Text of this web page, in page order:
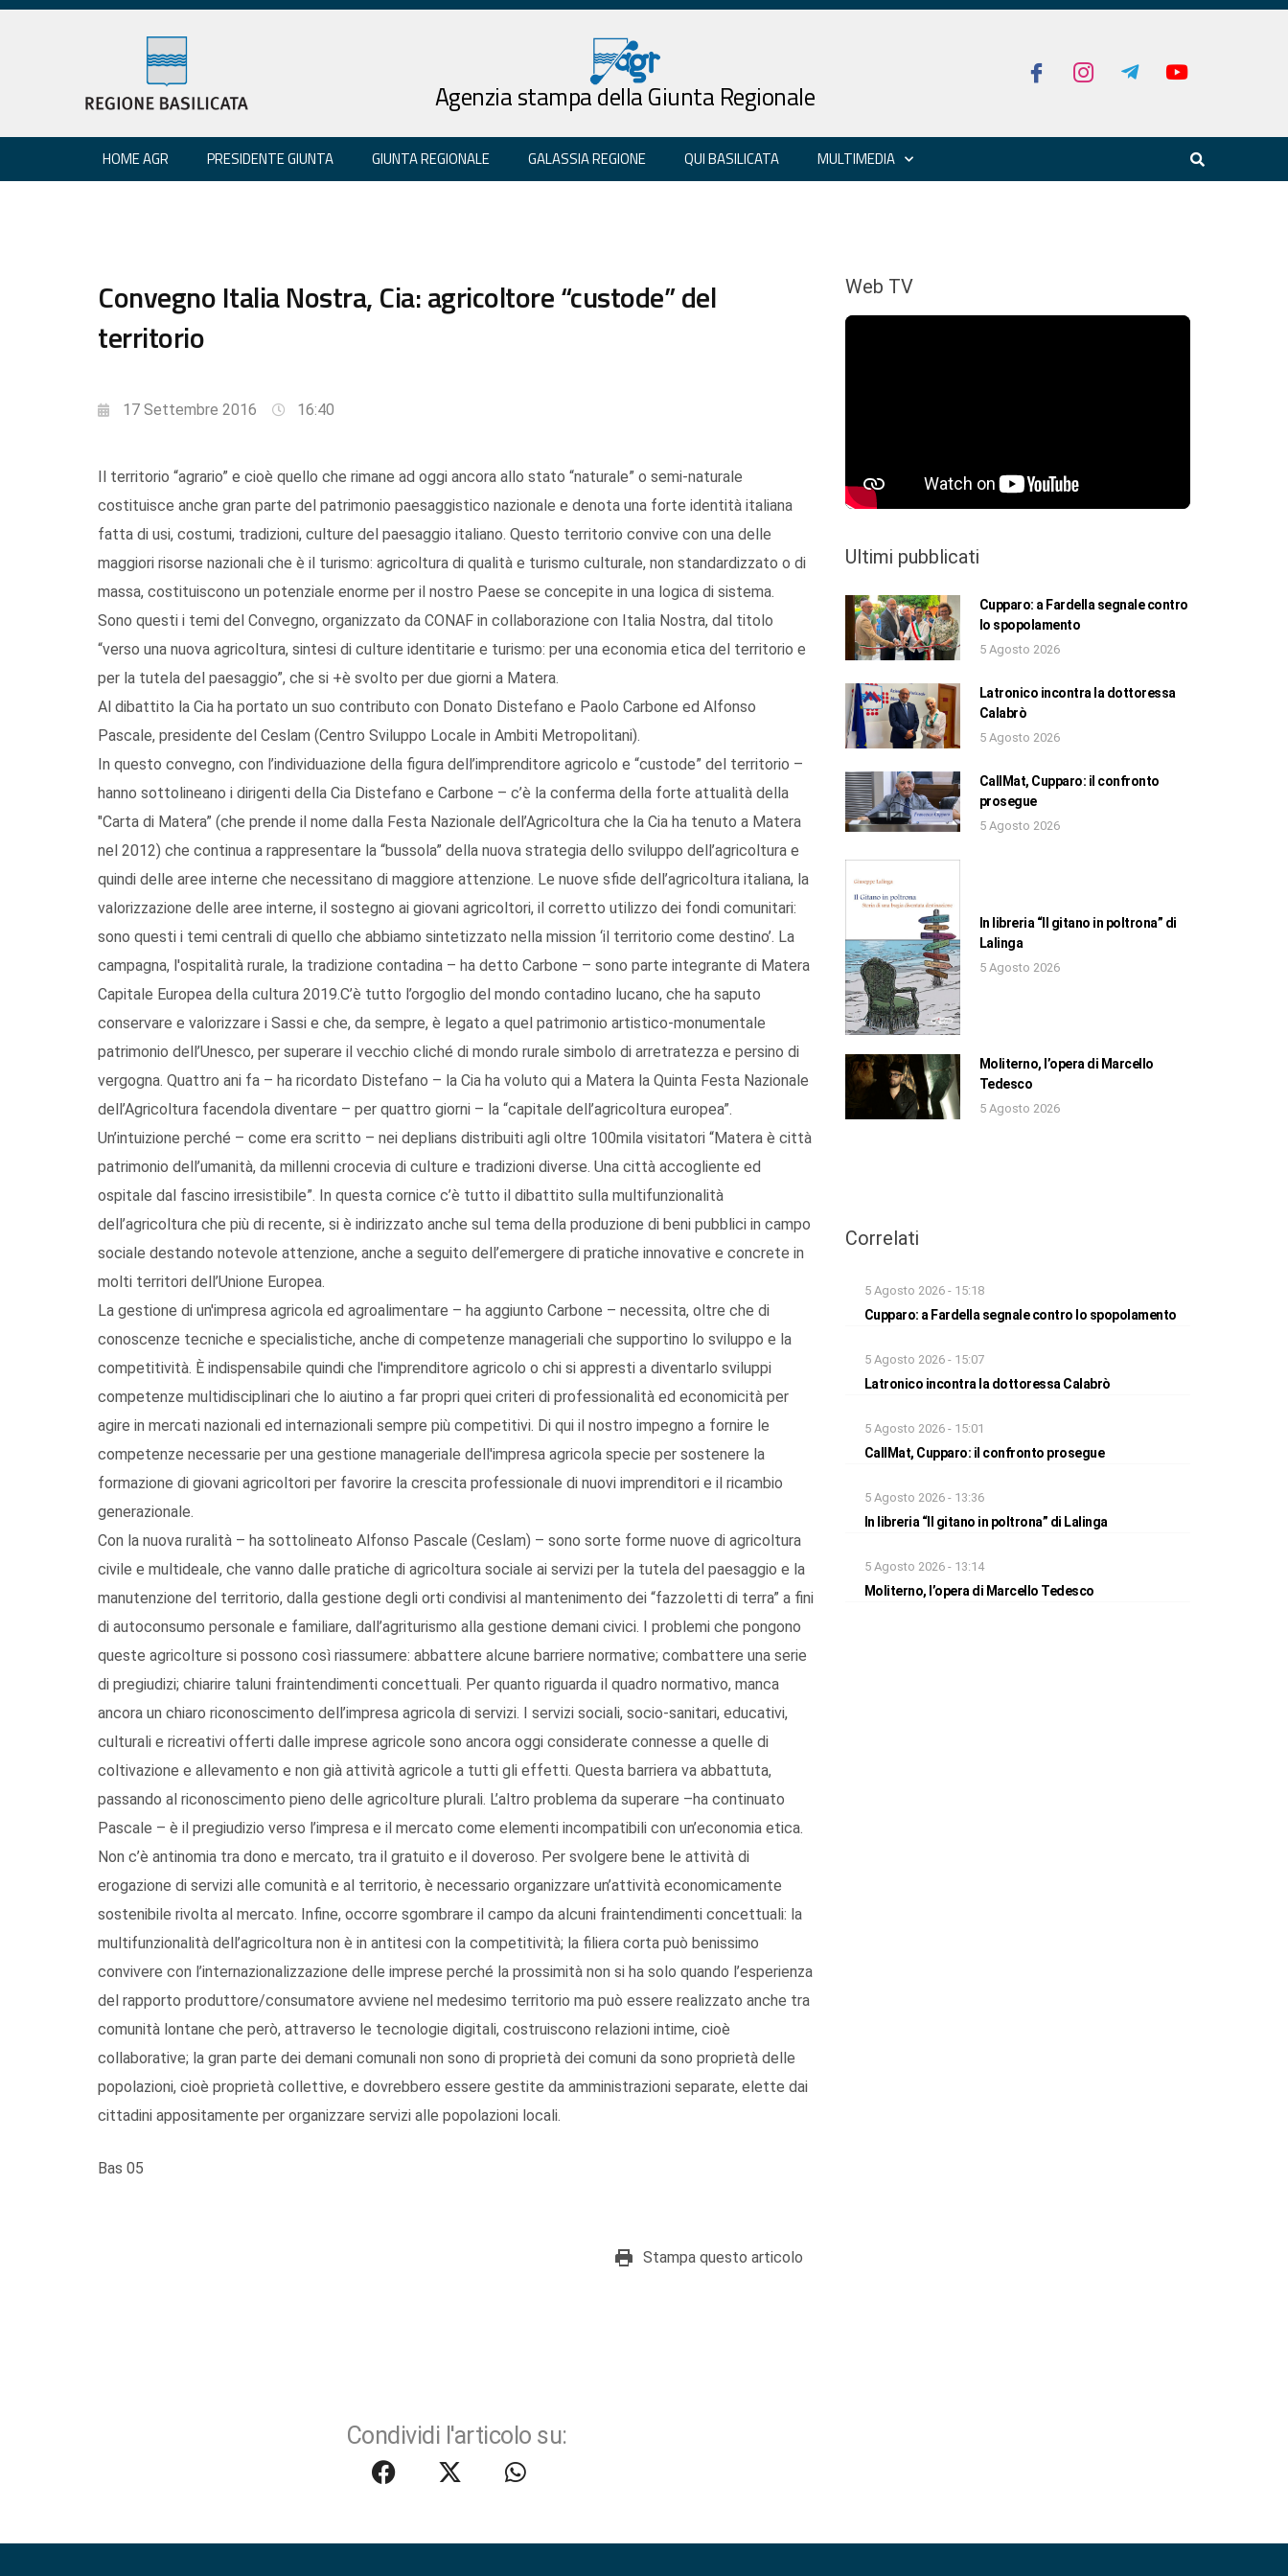
Agenzia stampa della Giunta Regionale
HOME AGR PRESIDENTE GIUNTA GIUNTA REGIONALE GALASSIA REGIONE QUI BASILICATA MULTIMEDIA
Convegno Italia Nostra, Cia: agricoltore “custode” del
territorio
17 Settembre 2016 16:40
Il territorio “agrario” e cioè quello che rimane ad oggi ancora allo stato “naturale” o semi-naturale
costituisce anche gran parte del patrimonio paesaggistico nazionale e denota una forte identità italiana
fatta di usi, costumi, tradizioni, culture del paesaggio italiano. Questo territorio convive con una delle
maggiori risorse nazionali che è il turismo: agricoltura di qualità e turismo culturale, non standardizzato o di
massa, costituiscono un potenziale enorme per il nostro Paese se concepite in una logica di sistema.
Sono questi i temi del Convegno, organizzato da CONAF in collaborazione con Italia Nostra, dal titolo
“verso una nuova agricoltura, sintesi di culture identitarie e turismo: per una economia etica del territorio e
per la tutela del paesaggio”, che si +è svolto per due giorni a Matera.
Al dibattito la Cia ha portato un suo contributo con Donato Distefano e Paolo Carbone ed Alfonso
Pascale, presidente del Ceslam (Centro Sviluppo Locale in Ambiti Metropolitani).
In questo convegno, con l’individuazione della figura dell’imprenditore agricolo e “custode” del territorio –
hanno sottolineano i dirigenti della Cia Distefano e Carbone – c’è la conferma della forte attualità della
"Carta di Matera” (che prende il nome dalla Festa Nazionale dell’Agricoltura che la Cia ha tenuto a Matera
nel 2012) che continua a rappresentare la “bussola” della nuova strategia dello sviluppo dell’agricoltura e
quindi delle aree interne che necessitano di maggiore attenzione. Le nuove sfide dell’agricoltura italiana, la
valorizzazione delle aree interne, il sostegno ai giovani agricoltori, il corretto utilizzo dei fondi comunitari:
sono questi i temi centrali di quello che abbiamo sintetizzato nella mission ‘il territorio come destino’. La
campagna, l'ospitalità rurale, la tradizione contadina – ha detto Carbone – sono parte integrante di Matera
Capitale Europea della cultura 2019.C’è tutto l’orgoglio del mondo contadino lucano, che ha saputo
conservare e valorizzare i Sassi e che, da sempre, è legato a quel patrimonio artistico-monumentale
patrimonio dell’Unesco, per superare il vecchio cliché di mondo rurale simbolo di arretratezza e persino di
vergogna. Quattro ani fa – ha ricordato Distefano – la Cia ha voluto qui a Matera la Quinta Festa Nazionale
dell’Agricoltura facendola diventare – per quattro giorni – la “capitale dell’agricoltura europea”.
Un’intuizione perché – come era scritto – nei deplians distribuiti agli oltre 100mila visitatori “Matera è città
patrimonio dell’umanità, da millenni crocevia di culture e tradizioni diverse. Una città accogliente ed
ospitale dal fascino irresistibile”. In questa cornice c’è tutto il dibattito sulla multifunzionalità
dell’agricoltura che più di recente, si è indirizzato anche sul tema della produzione di beni pubblici in campo
sociale destando notevole attenzione, anche a seguito dell’emergere di pratiche innovative e concrete in
molti territori dell’Unione Europea.
La gestione di un'impresa agricola ed agroalimentare – ha aggiunto Carbone – necessita, oltre che di
conoscenze tecniche e specialistiche, anche di competenze manageriali che supportino lo sviluppo e la
competitività. È indispensabile quindi che l'imprenditore agricolo o chi si appresti a diventarlo sviluppi
competenze multidisciplinari che lo aiutino a far propri quei criteri di professionalità ed economicità per
agire in mercati nazionali ed internazionali sempre più competitivi. Di qui il nostro impegno a fornire le
competenze necessarie per una gestione manageriale dell'impresa agricola specie per sostenere la
formazione di giovani agricoltori per favorire la crescita professionale di nuovi imprenditori e il ricambio
generazionale.
Con la nuova ruralità – ha sottolineato Alfonso Pascale (Ceslam) – sono sorte forme nuove di agricoltura
civile e multideale, che vanno dalle pratiche di agricoltura sociale ai servizi per la tutela del paesaggio e la
manutenzione del territorio, dalla gestione degli orti condivisi al mantenimento dei “fazzoletti di terra” a fini
di autoconsumo personale e familiare, dall’agriturismo alla gestione demani civici. I problemi che pongono
queste agricolture si possono così riassumere: abbattere alcune barriere normative; combattere una serie
di pregiudizi; chiarire taluni fraintendimenti concettuali. Per quanto riguarda il quadro normativo, manca
ancora un chiaro riconoscimento dell’impresa agricola di servizi. I servizi sociali, socio-sanitari, educativi,
culturali e ricreativi offerti dalle imprese agricole sono ancora oggi considerate connesse a quelle di
coltivazione e allevamento e non già attività agricole a tutti gli effetti. Questa barriera va abbattuta,
passando al riconoscimento pieno delle agricolture plurali. L’altro problema da superare –ha continuato
Pascale – è il pregiudizio verso l’impresa e il mercato come elementi incompatibili con un’economia etica.
Non c’è antinomia tra dono e mercato, tra il gratuito e il doveroso. Per svolgere bene le attività di
erogazione di servizi alle comunità e al territorio, è necessario organizzare un’attività economicamente
sostenibile rivolta al mercato. Infine, occorre sgombrare il campo da alcuni fraintendimenti concettuali: la
multifunzionalità dell’agricoltura non è in antitesi con la competitività; la filiera corta può benissimo
convivere con l’internazionalizzazione delle imprese perché la prossimità non si ha solo quando l’esperienza
del rapporto produttore/consumatore avviene nel medesimo territorio ma può essere realizzato anche tra
comunità lontane che però, attraverso le tecnologie digitali, costruiscono relazioni intime, cioè
collaborative; la gran parte dei demani comunali non sono di proprietà dei comuni da sono proprietà delle
popolazioni, cioè proprietà collettive, e dovrebbero essere gestite da amministrazioni separate, elette dai
cittadini appositamente per organizzare servizi alle popolazioni locali.
Bas 05
Stampa questo articolo
Condividi l'articolo su:
Web TV
Ultimi pubblicati
Cupparo: a Fardella segnale contro
lo spopolamento
5 Agosto 2026
Latronico incontra la dottoressa
Calabrò
5 Agosto 2026
CallMat, Cupparo: il confronto
prosegue
5 Agosto 2026
In libreria “Il gitano in poltrona” di
Lalinga
5 Agosto 2026
Moliterno, l’opera di Marcello
Tedesco
5 Agosto 2026
Correlati
5 Agosto 2026 - 15:18
Cupparo: a Fardella segnale contro lo spopolamento
5 Agosto 2026 - 15:07
Latronico incontra la dottoressa Calabrò
5 Agosto 2026 - 15:01
CallMat, Cupparo: il confronto prosegue
5 Agosto 2026 - 13:36
In libreria “Il gitano in poltrona” di Lalinga
5 Agosto 2026 - 13:14
Moliterno, l’opera di Marcello Tedesco